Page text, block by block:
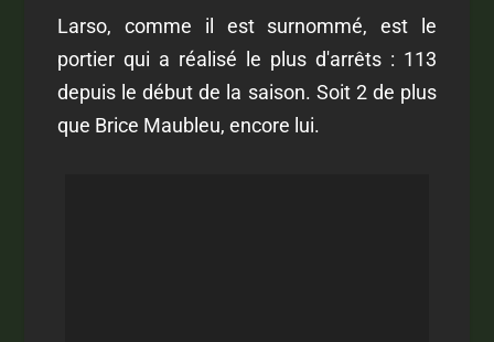
Larso, comme il est surnommé, est le
portier qui a réalisé le plus d'arrêts : 113
depuis le début de la saison. Soit 2 de plus
que Brice Maubleu, encore lui.